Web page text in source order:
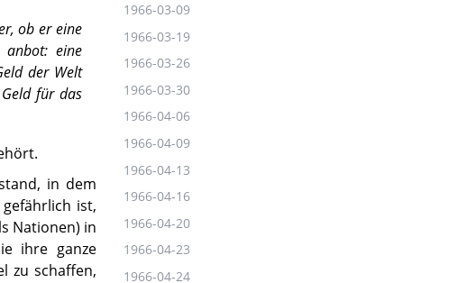
1966-03-09
1966-03-19
1966-03-26
1966-03-30
1966-04-06
1966-04-09
1966-04-13
1966-04-16
1966-04-20
1966-04-23
1966-04-24
ob er eine
anbot: eine
der Welt
für das
in dem
ist,
Nationen) in
ihre ganze
zu schaffen,